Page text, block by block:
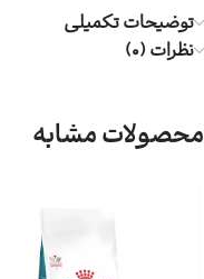
توضیحات تکمیلی
نظرات (0)
محصولات مشابه